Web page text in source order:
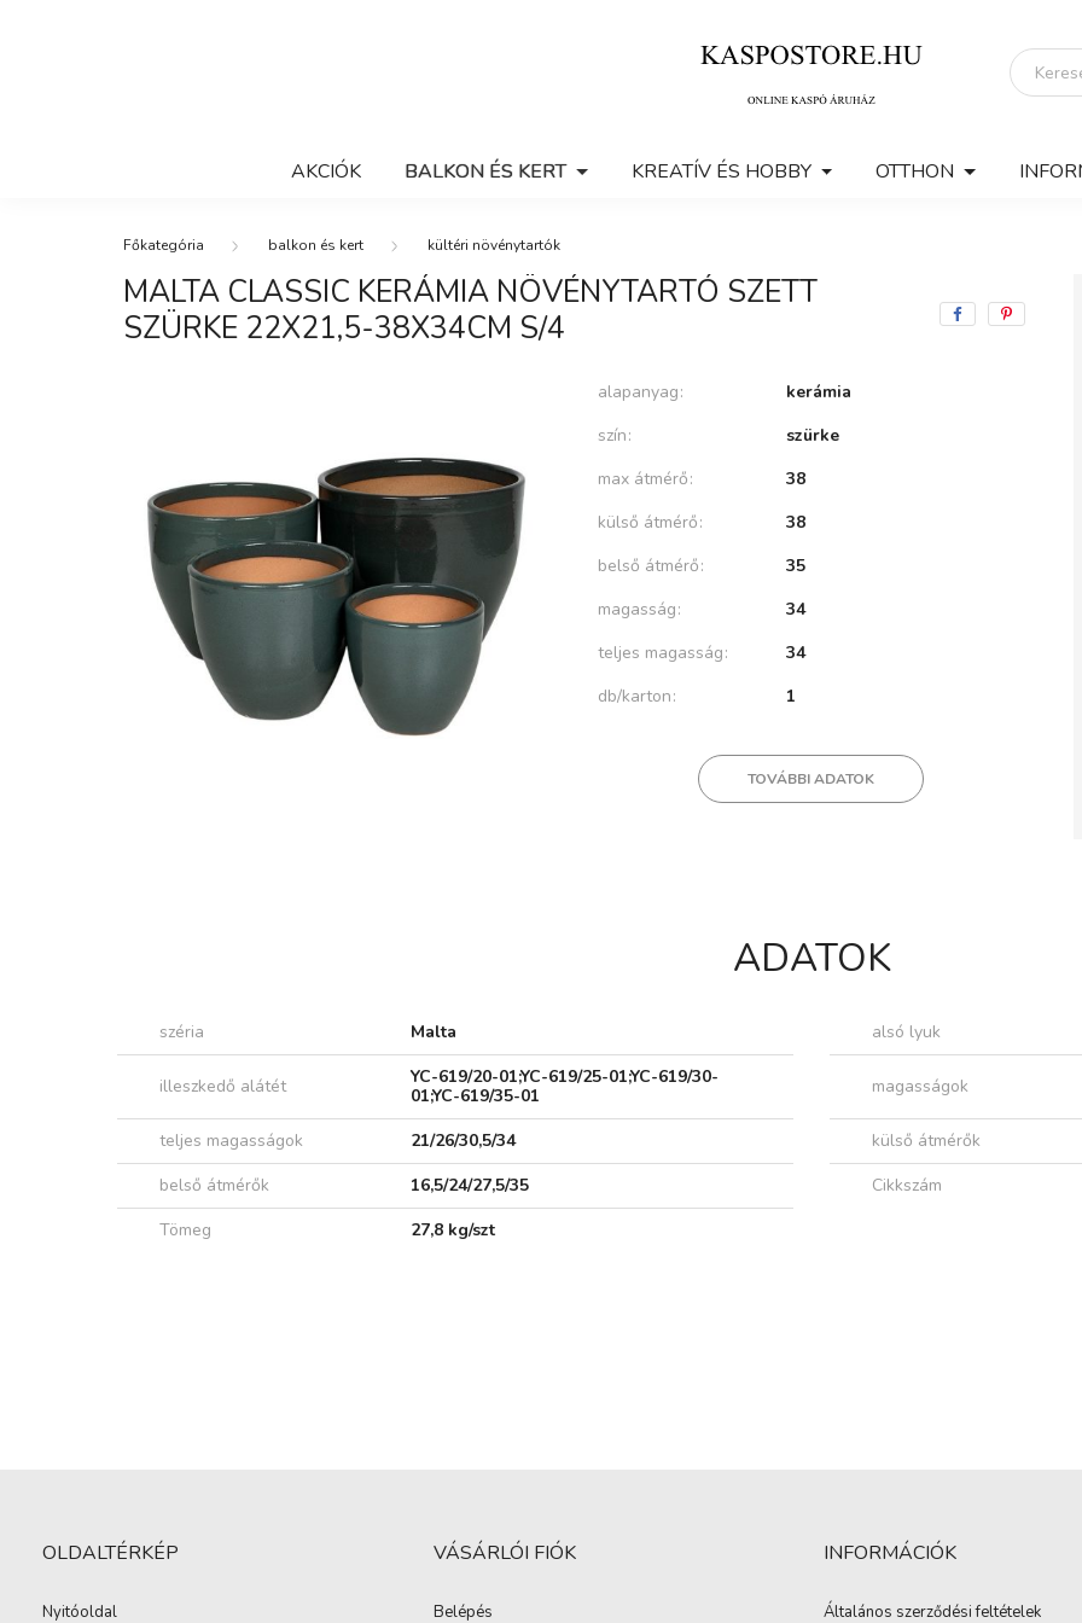
AKCIÓK BALKON ÉS KERT KREATÍV ÉS HOBBY OTTHON
balkon és kert kültéri növénytartók
MALTA CLASSIC KERÁMIA NÖVÉNYTARTÓ SZETT
SZÜRKE 22X21,5-38X34CM S/4
alapanyag
kerámia
szín
szürke
max átmérő
38
külső átmérő
38
belső átmérő
35
magasság
34
teljes magasság
34
db/karton
1
TOVÁBBI ADATOK
ADATOK
széria Malta alsó lyuk
illeszkedő alátét
YC-619/20-01;YC-619/25-01;YC-619/30-
01;YC-619/35-01
magasságok
teljes magasságok 21/26/30,5/34
külső átmérők
belső átmérők
16,5/24/27,5/35
Cikkszám
Tömeg
27,8 kg/szt
OLDALTÉRKÉP
Nyitóoldal
VÁSÁRLÓI FIÓK
Belépés
INFORMÁCIÓK
Általános szerződési feltételek